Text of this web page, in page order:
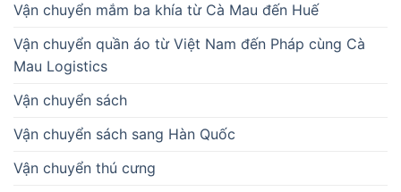
Vận chuyển mắm ba khía từ Cà Mau đến Huế
Vận chuyển quần áo từ Việt Nam đến Pháp cùng Cà
Mau Logistics
Vận chuyển sách
Vận chuyển sách sang Hàn Quốc
Vận chuyển thú cưng